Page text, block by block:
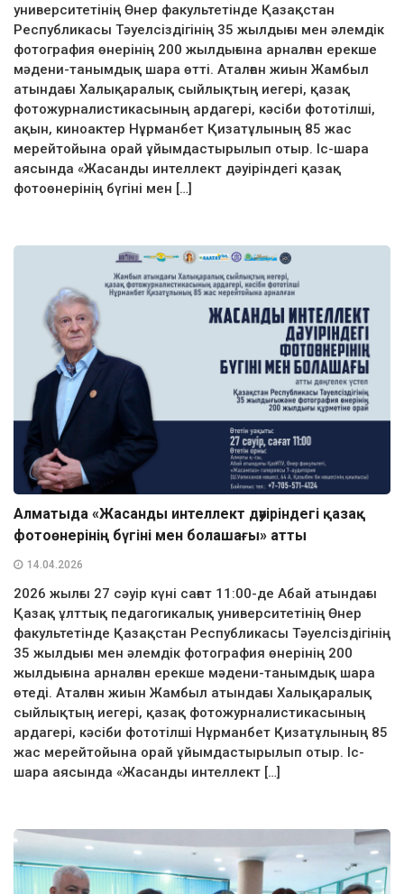
университетінің Өнер факультетінде Қазақстан
Республикасы Тәуелсіздігінің 35 жылдығы мен әлемдік
фотография өнерінің 200 жылдығына арналған ерекше
мәдени-танымдық шара өтті. Аталған жиын Жамбыл
атындағы Халықаралық сыйлықтың иегері, қазақ
фотожурналистикасының ардагері, кәсіби фототілші,
ақын, киноактер Нұрманбет Қизатұлының 85 жас
мерейтойына орай ұйымдастырылып отыр. Іс-шара
аясында «Жасанды интеллект дәуіріндегі қазақ
фотоөнерінің бүгіні мен […]
Алматыда «Жасанды интеллект дәуіріндегі қазақ
фотоөнерінің бүгіні мен болашағы» атты
14.04.2026
2026 жылғы 27 сәуір күні сағат 11:00-де Абай атындағы
Қазақ ұлттық педагогикалық университетінің Өнер
факультетінде Қазақстан Республикасы Тәуелсіздігінің
35 жылдығы мен әлемдік фотография өнерінің 200
жылдығына арналған ерекше мәдени-танымдық шара
өтеді. Аталған жиын Жамбыл атындағы Халықаралық
сыйлықтың иегері, қазақ фотожурналистикасының
ардагері, кәсіби фототілші Нұрманбет Қизатұлының 85
жас мерейтойына орай ұйымдастырылып отыр. Іс-
шара аясында «Жасанды интеллект […]